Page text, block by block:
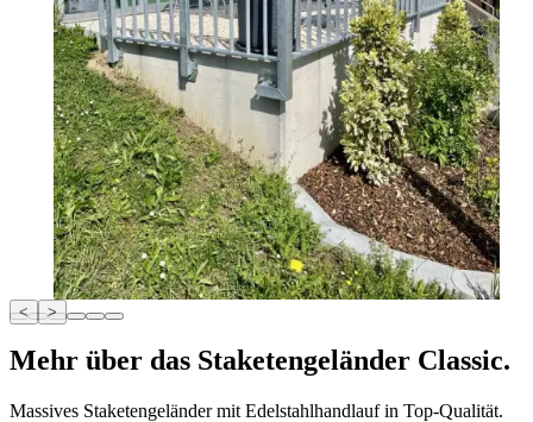
< >
Mehr über das Staketengeländer Classic.
Massives Staketengeländer mit Edelstahlhandlauf in Top-Qualität.